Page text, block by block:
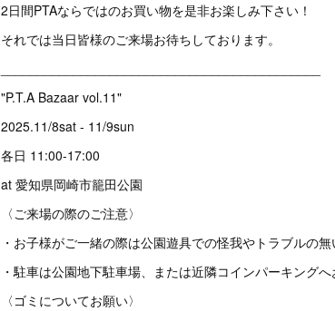
2日間PTAならではのお買い物を是非お楽しみ下さい！
それでは当日皆様のご来場お待ちしております。
"P.T.A Bazaar vol.11"
2025.11/8sat - 11/9sun
各日 11:00-17:00
at 愛知県岡崎市籠田公園
〈ご来場の際のご注意〉
・お子様がご一緒の際は公園遊具での怪我やトラブルの
・駐車は公園地下駐車場、または近隣コインパーキング
〈ゴミについてお願い〉